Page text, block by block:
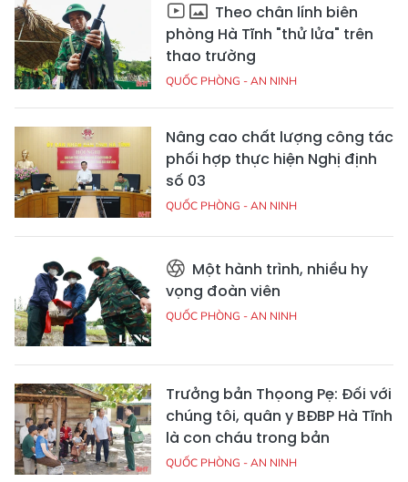
Theo chân lính biên
phòng Hà Tĩnh "thử lửa" trên
thao trường
QUỐC PHÒNG - AN NINH
Nâng cao chất lượng công tác
phối hợp thực hiện Nghị định
số 03
QUỐC PHÒNG - AN NINH
Một hành trình, nhiều hy
vọng đoàn viên
QUỐC PHÒNG - AN NINH
Trưởng bản Thọong Pẹ: Đối với
chúng tôi, quân y BĐBP Hà Tĩnh
là con cháu trong bản
QUỐC PHÒNG - AN NINH